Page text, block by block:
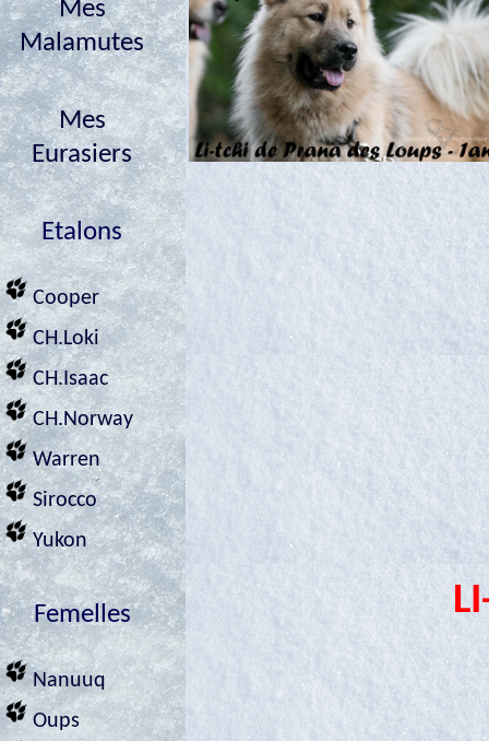
Mes
Malamutes
Mes
Eurasiers
Etalons
Cooper
CH.Loki
CH.Isaac
CH.Norway
Warren
Sirocco
Yukon
Femelles
Nanuuq
Oups